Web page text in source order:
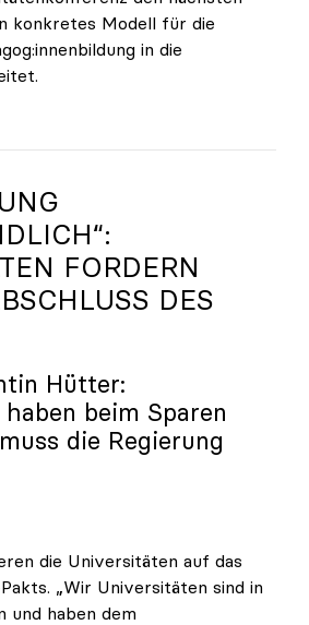
konkretes Modell für die
in die
an den Universitäten: Für
FORDERN
DES
Hütter:
beim Sparen
die Regierung
die Universitäten auf das
„Wir Universitäten sind in
und haben dem